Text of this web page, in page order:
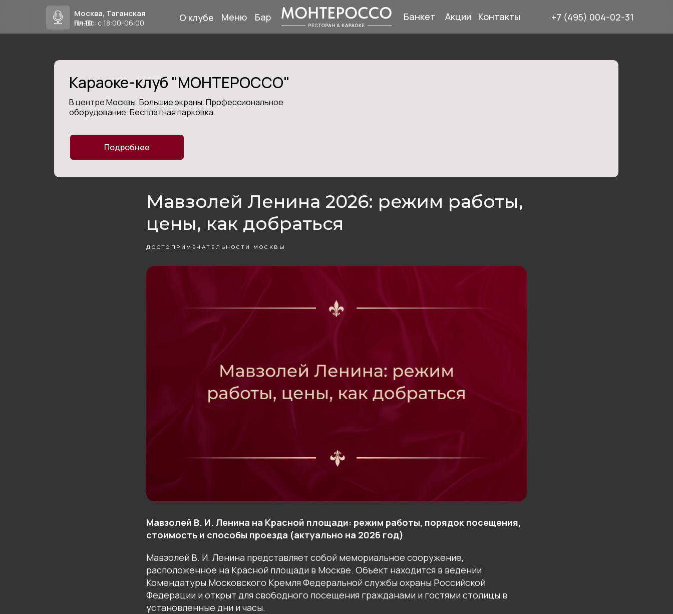
Москва, Таганская
пл.10
Пн-Вс: с 18:00-06:00 +7 (495) 004-02-31
О клубе Банкет Акции Контакты
Меню Бар
Караоке-клуб "МОНТЕРОССО"
Подробнее
В центре Москвы. Большие экраны. Профессиональное
оборудование. Бесплатная парковка.
Мавзолей Ленина 2026: режим работы,
цены, как добраться
ДОСТОПРИМЕЧАТЕЛЬНОСТИ МОСКВЫ
Мавзолей В. И. Ленина на Красной площади: режим работы, порядок посещения,
стоимость и способы проезда (актуально на 2026 год)
Мавзолей В. И. Ленина представляет собой мемориальное сооружение,
расположенное на Красной площади в Москве. Объект находится в ведении
Комендатуры Московского Кремля Федеральной службы охраны Российской
Федерации и открыт для свободного посещения гражданами и гостями столицы в
установленные дни и часы.